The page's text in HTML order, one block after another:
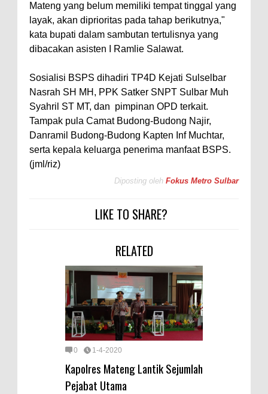
Mateng yang belum memiliki tempat tinggal yang
layak, akan diprioritas pada tahap berikutnya,"
kata bupati dalam sambutan tertulisnya yang
dibacakan asisten I Ramlie Salawat.
Sosialisi BSPS dihadiri TP4D Kejati Sulselbar
Nasrah SH MH, PPK Satker SNPT Sulbar Muh
Syahril ST MT, dan pimpinan OPD terkait.
Tampak pula Camat Budong-Budong Najir,
Danramil Budong-Budong Kapten Inf Muchtar,
serta kepala keluarga penerima manfaat BSPS.
(jml/riz)
Diposting oleh Fokus Metro Sulbar
LIKE TO SHARE?
RELATED
0 1-4-2020
Kapolres Mateng Lantik Sejumlah
Pejabat Utama